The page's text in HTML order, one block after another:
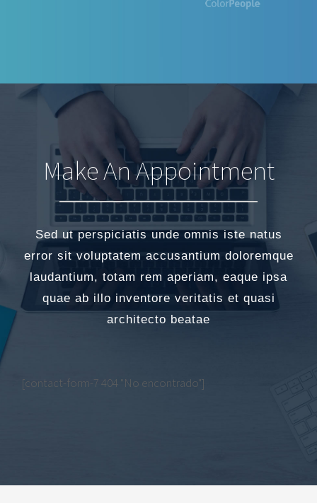
Make An Appointment
Sed ut perspiciatis unde omnis iste natus
error sit voluptatem accusantium doloremque
laudantium, totam rem aperiam, eaque ipsa
quae ab illo inventore veritatis et quasi
architecto beatae
[contact-form-7 404 "No encontrado"]